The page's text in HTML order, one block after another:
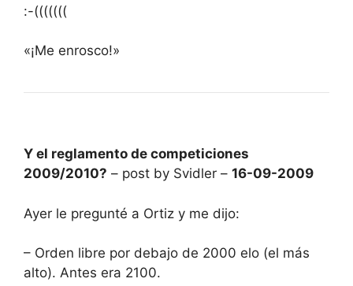
:-(((((((
«¡Me enrosco!»
Y el reglamento de competiciones
2009/2010? – post by Svidler – 16-09-2009
Ayer le pregunté a Ortiz y me dijo:
– Orden libre por debajo de 2000 elo (el más
alto). Antes era 2100.